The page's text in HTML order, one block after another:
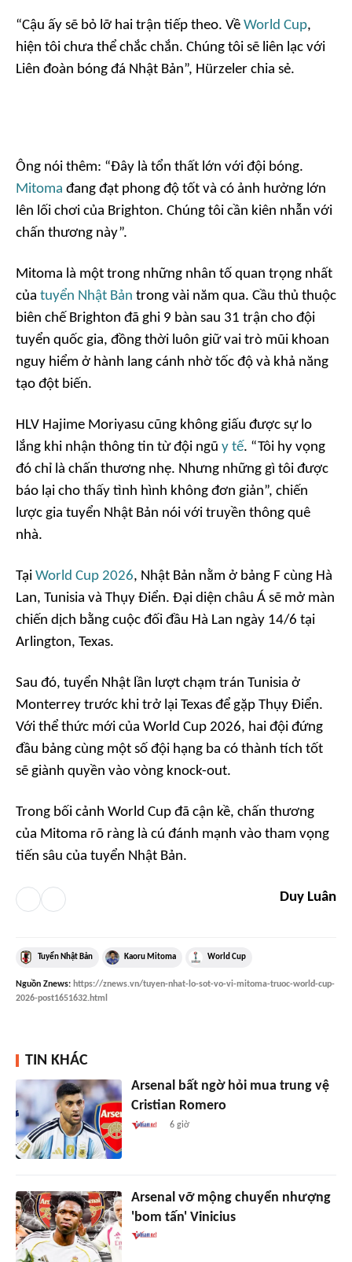
“Cậu ấy sẽ bỏ lỡ hai trận tiếp theo. Về World Cup,
hiện tôi chưa thể chắc chắn. Chúng tôi sẽ liên lạc với
Liên đoàn bóng đá Nhật Bản”, Hürzeler chia sẻ.
Ông nói thêm: “Đây là tổn thất lớn với đội bóng.
Mitoma đang đạt phong độ tốt và có ảnh hưởng lớn
lên lối chơi của Brighton. Chúng tôi cần kiên nhẫn với
chấn thương này”.
Mitoma là một trong những nhân tố quan trọng nhất
của tuyển Nhật Bản trong vài năm qua. Cầu thủ thuộc
biên chế Brighton đã ghi 9 bàn sau 31 trận cho đội
tuyển quốc gia, đồng thời luôn giữ vai trò mũi khoan
nguy hiểm ở hành lang cánh nhờ tốc độ và khả năng
tạo đột biến.
HLV Hajime Moriyasu cũng không giấu được sự lo
lắng khi nhận thông tin từ đội ngũ y tế. “Tôi hy vọng
đó chỉ là chấn thương nhẹ. Nhưng những gì tôi được
báo lại cho thấy tình hình không đơn giản”, chiến
lược gia tuyển Nhật Bản nói với truyền thông quê
nhà.
Tại World Cup 2026, Nhật Bản nằm ở bảng F cùng Hà
Lan, Tunisia và Thụy Điển. Đại diện châu Á sẽ mở màn
chiến dịch bằng cuộc đối đầu Hà Lan ngày 14/6 tại
Arlington, Texas.
Sau đó, tuyển Nhật lần lượt chạm trán Tunisia ở
Monterrey trước khi trở lại Texas để gặp Thụy Điển.
Với thể thức mới của World Cup 2026, hai đội đứng
đầu bảng cùng một số đội hạng ba có thành tích tốt
sẽ giành quyền vào vòng knock-out.
Trong bối cảnh World Cup đã cận kề, chấn thương
của Mitoma rõ ràng là cú đánh mạnh vào tham vọng
tiến sâu của tuyển Nhật Bản.
Duy Luân
Tuyển Nhật Bản Kaoru Mitoma World Cup
Nguồn Znews: https://znews.vn/tuyen-nhat-lo-sot-vo-vi-mitoma-truoc-world-cup-
2026-post1651632.html
TIN KHÁC
Arsenal bất ngờ hỏi mua trung vệ
Cristian Romero
6 giờ
Arsenal vỡ mộng chuyển nhượng
'bom tấn' Vinicius